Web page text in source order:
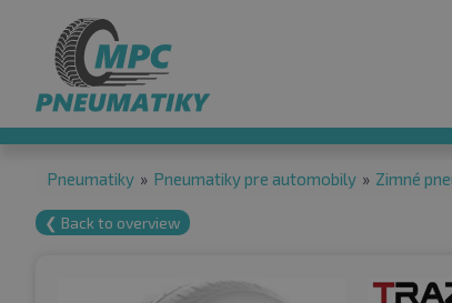
Pneumatiky » Pneumatiky pre automobily » Zimné
❮ Back to overview